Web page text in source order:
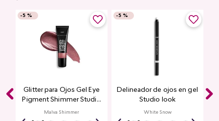
-5 %
Glitter para Ojos Gel Eye
Pigment Shimmer Studio
Look
Malva Shimmer
-5 %
Delineador de ojos en gel
Studio look
White Snow